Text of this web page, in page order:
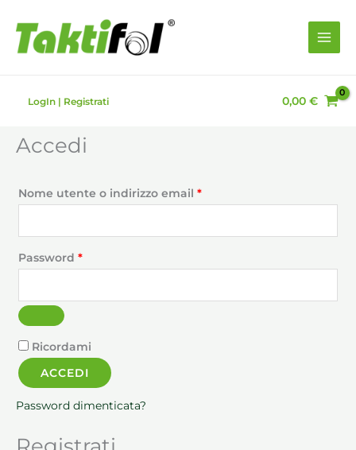
contenuto
LogIn | Registrati 0,00 €
Accedi
Nome utente o indirizzo email *
Password *
Ricordami
ACCEDI
Password dimenticata?